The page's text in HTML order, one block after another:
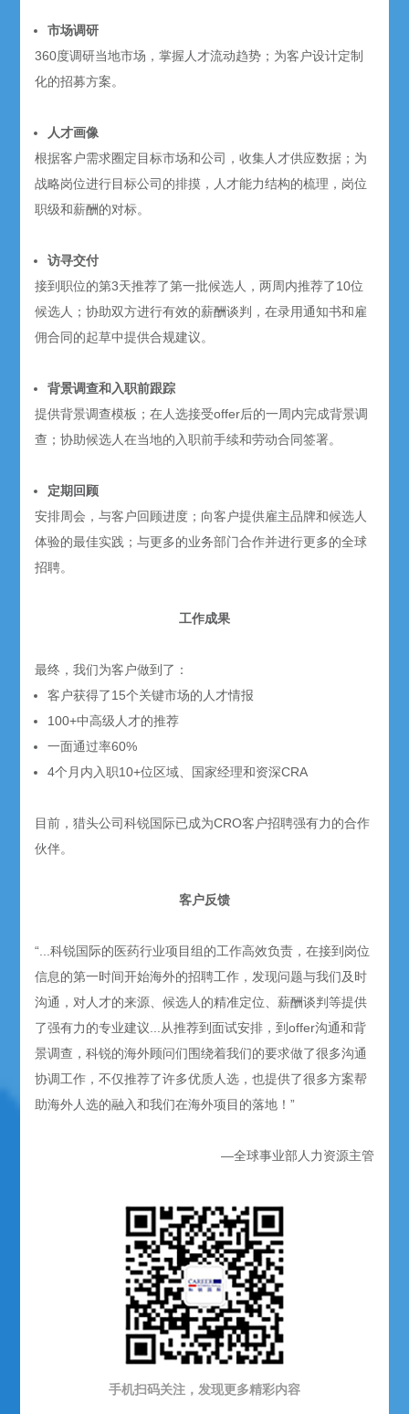
市场调研
360度调研当地市场，掌握人才流动趋势；为客户设计定制
化的招募方案。
人才画像
根据客户需求圈定目标市场和公司，收集人才供应数据；为
战略岗位进行目标公司的排摸，人才能力结构的梳理，岗位
职级和薪酬的对标。
访寻交付
接到职位的第3天推荐了第一批候选人，两周内推荐了10位
候选人；协助双方进行有效的薪酬谈判，在录用通知书和雇
佣合同的起草中提供合规建议。
背景调查和入职前跟踪
提供背景调查模板；在人选接受offer后的一周内完成背景调
查；协助候选人在当地的入职前手续和劳动合同签署。
定期回顾
安排周会，与客户回顾进度；向客户提供雇主品牌和候选人
体验的最佳实践；与更多的业务部门合作并进行更多的全球
招聘。
工作成果
最终，我们为客户做到了：
客户获得了15个关键市场的人才情报
100+中高级人才的推荐
一面通过率60%
4个月内入职10+位区域、国家经理和资深CRA
目前，猎头公司科锐国际已成为CRO客户招聘强有力的合作
伙伴。
客户反馈
“...科锐国际的医药行业项目组的工作高效负责，在接到岗位
信息的第一时间开始海外的招聘工作，发现问题与我们及时
沟通，对人才的来源、候选人的精准定位、薪酬谈判等提供
了强有力的专业建议...从推荐到面试安排，到offer沟通和背
景调查，科锐的海外顾问们围绕着我们的要求做了很多沟通
协调工作，不仅推荐了许多优质人选，也提供了很多方案帮
助海外人选的融入和我们在海外项目的落地！”
—全球事业部人力资源主管
手机扫码关注，发现更多精彩内容